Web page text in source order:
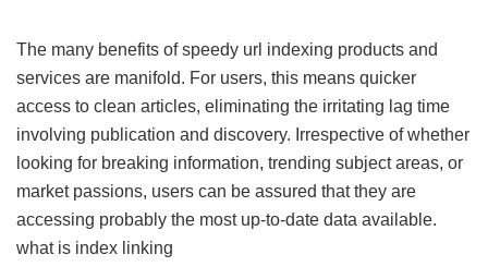
The many benefits of speedy url indexing products and
services are manifold. For users, this means quicker
access to clean articles, eliminating the irritating lag time
involving publication and discovery. Irrespective of whether
looking for breaking information, trending subject areas, or
market passions, users can be assured that they are
accessing probably the most up-to-date data available.
what is index linking